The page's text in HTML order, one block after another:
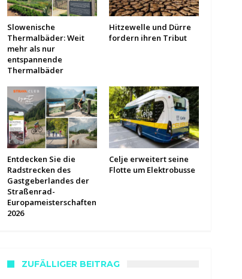
Slowenische
Thermalbäder: Weit
mehr als nur
entspannende
Thermalbäder
Hitzewelle und Dürre
fordern ihren Tribut
Entdecken Sie die
Radstrecken des
Gastgeberlandes der
Straßenrad-
Europameisterschaften
2026
Celje erweitert seine
Flotte um Elektrobusse
ZUFÄLLIGER BEITRAG